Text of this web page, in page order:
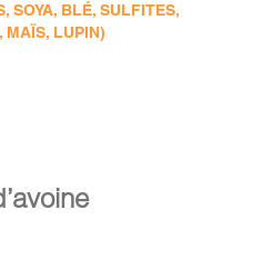
SOYA, BLÉ, SULFITES,
MAÏS, LUPIN)